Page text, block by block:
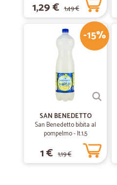
1,29 € 1,49 €
-15%
SAN BENEDETTO
San Benedetto bibita al
pompelmo - lt.1,5
1 € 1,19 €